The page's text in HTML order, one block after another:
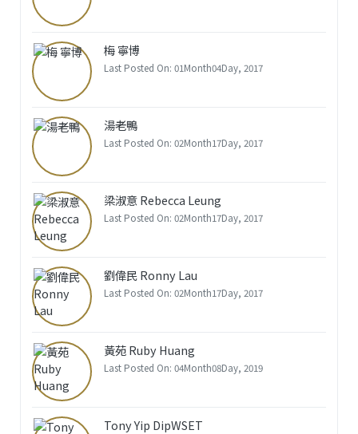
梅 寧博
Last Posted On: 01Month04Day, 2017
湯老鴨
Last Posted On: 02Month17Day, 2017
梁淑意 Rebecca Leung
Last Posted On: 02Month17Day, 2017
劉偉民 Ronny Lau
Last Posted On: 02Month17Day, 2017
黃苑 Ruby Huang
Last Posted On: 04Month08Day, 2019
Tony Yip DipWSET